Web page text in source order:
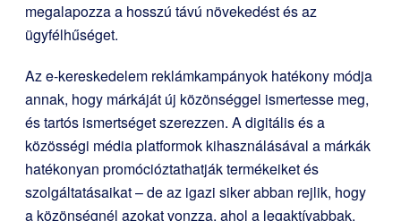
megalapozza a hosszú távú növekedést és az
ügyfélhűséget.
Az e-kereskedelem reklámkampányok hatékony módja
annak, hogy márkáját új közönséggel ismertesse meg,
és tartós ismertséget szerezzen. A digitális és a
közösségi média platformok kihasználásával a márkák
hatékonyan promócióztathatják termékeiket és
szolgáltatásaikat – de az igazi siker abban rejlik, hogy
a közönségnél azokat vonzza, ahol a legaktívabbak.